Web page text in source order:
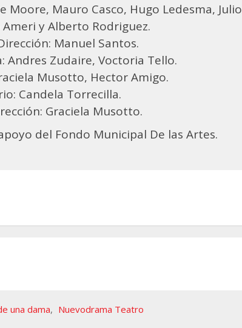
Moore, Mauro Casco, Hugo Ledesma, Julio
Ameri y Alberto Rodriguez.
Manuel Santos.
Andres Zudaire, Voctoria Tello.
Musotto, Hector Amigo.
Candela Torrecilla.
Graciela Musotto.
del Fondo Municipal De las Artes.
una dama, Nuevodrama Teatro